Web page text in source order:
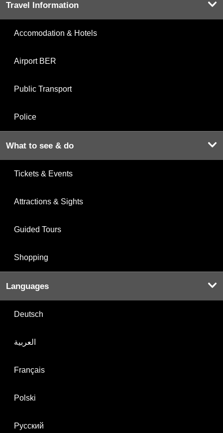
Travel Information
Accomodation & Hotels
Airport BER
Public Transport
Police
What to see & do
Tickets & Events
Attractions & Sights
Guided Tours
Shopping
Languages
Deutsch
العربية
Français
Polski
Русский